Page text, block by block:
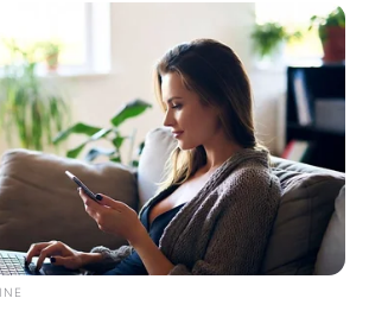
ดวงรายวัน 14 กันยายน 2565
14 ก.ย. 2022
ดวงรายวัน 13 กันยายน 2565
13 ก.ย. 2022